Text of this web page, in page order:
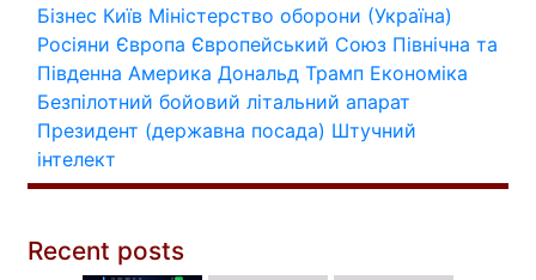
Бізнес Київ Міністерство оборони (Україна)
Росіяни Європа Європейський Союз Північна та
Південна Америка Дональд Трамп Економіка
Безпілотний бойовий літальний апарат
Президент (державна посада) Штучний
інтелект
Recent posts